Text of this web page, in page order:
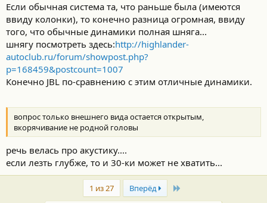
Если обычная система та, что раньше была (имеются
ввиду колонки), то конечно разница огромная, ввиду
того, что обычные динамики полная шняга...
шнягу посмотреть здесь:http://highlander-
autoclub.ru/forum/showpost.php?
p=168459&postcount=1007
Конечно JBL по-сравнению с этим отличные динамики.
вопрос только внешнего вида остается открытым,
вкорячивание не родной головы
речь велась про акустику....
если лезть глубже, то и 30-ки может не хватить...
1 из 27 Вперёд